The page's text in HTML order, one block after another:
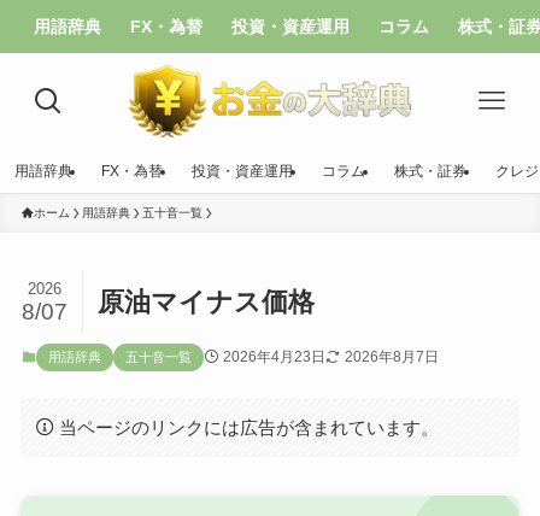
用語辞典 FX・為替 投資・資産運用 コラム 株式・証
用語辞典 FX・為替 投資・資産運用 コラム 株式・証券 クレ
ホーム 用語辞典 五十音一覧
原油マイナス価格
2026
8/07
用語辞典 五十音一覧 2026年4月23日 2026年8月7日
当ページのリンクには広告が含まれています。